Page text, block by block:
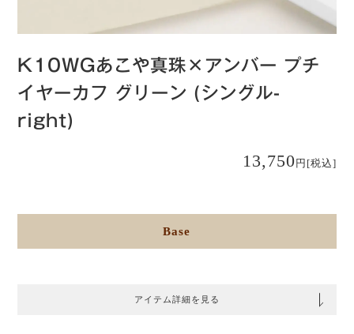
K10WGあこや真珠×アンバー プチ
イヤーカフ グリーン (シングル-
right)
13,750円 [税込]
Base
アイテム詳細を見る